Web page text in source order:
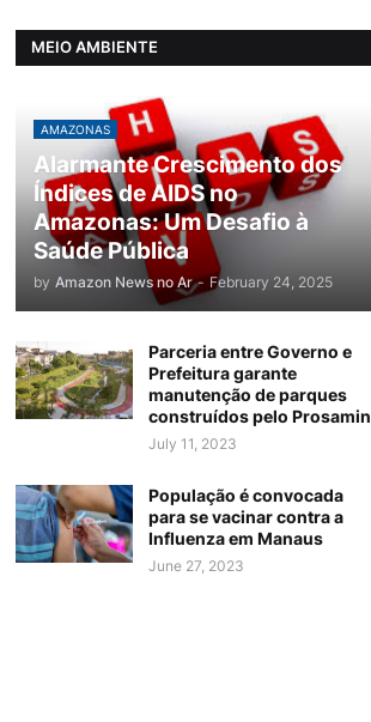
MEIO AMBIENTE
AMAZONAS
Alarmante Crescimento dos
Índices de AIDS no
Amazonas: Um Desafio à
Saúde Pública
by Amazon News no Ar - February 24, 2025
Parceria entre Governo e
Prefeitura garante
manutenção de parques
construídos pelo Prosamin
July 11, 2023
População é convocada
para se vacinar contra a
Influenza em Manaus
June 27, 2023